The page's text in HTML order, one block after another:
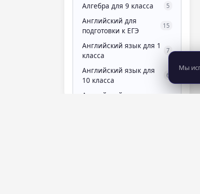
Алгебра для 9 класса 5
Английский для
подготовки к ЕГЭ
15
Английский язык для 1
класса
7
Английский язык для
10 класса
6
Английский язык для
Мы